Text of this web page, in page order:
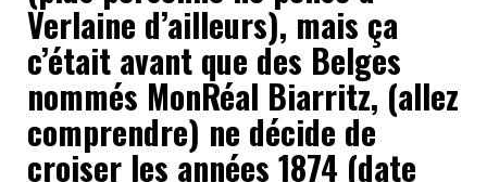
Verlaine d’ailleurs), mais ça
c’était avant que des Belges
nommés MonRéal Biarritz, (allez
comprendre) ne décide de
croiser les années 1874 (date